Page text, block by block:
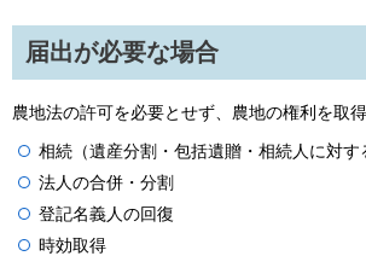
届出が必要な場合
農地法の許可を必要とせず、農地の権利を取
相続（遺産分割・包括遺贈・相続人に対す
法人の合併・分割
登記名義人の回復
時効取得